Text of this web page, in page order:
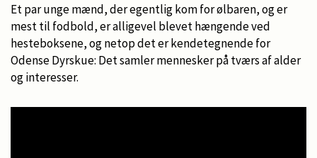
Et par unge mænd, der egentlig kom for ølbaren, og er
mest til fodbold, er alligevel blevet hængende ved
hesteboksene, og netop det er kendetegnende for
Odense Dyrskue: Det samler mennesker på tværs af alder
og interesser.